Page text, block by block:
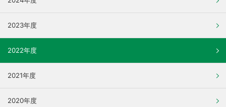
2023年度
2022年度
2021年度
2020年度